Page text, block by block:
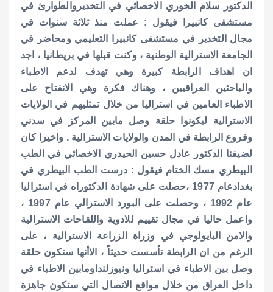
الدكتور سلام الخوري الاخصائي في التخديروالطوارئ في
مستشفى كانبيرا فيقول : عملت منذ ثلاثة سنوات في
مجال التخدير في مستشفى كانبيرا التعليمي ومحاضر في
الجامعة الاسترالية الوطنية ، وكنت قبلها في بريطانيا ، اجد
ان اهداف الرابطة كبيرة وهي تهدف لدعم الاطباء
والباحثين العراقيين ، وهناك فكرة وهي الانفتاح على
الاطباء العامين في استراليا من خلال تمثليهم في الولايات
الاسترالية ليكونوا حلقة وصل مابين المركز في سدني
وفروع الرابطة في المدن والولايات الاسترالية . واخيرا كان
لضيفنا الدكتور عادل حسين الحيدري الاخصائي في الطب
البيطري مسك الختام فيقول : درست الطب البيطري في
بغدادعام 1977 ،حصلت على شهادة الدكتوراه في استراليا
عام 1992 ، وحصلت على البورد الاسترالي عام 1997 ،
واعمل حاليا في مجال تقييم للادوية واللقاحات الاسترالية
والامن البايولوجي في وزراة الزراعة الاسترالية ، على
الرغم من ان الرابطة تأسست حديثاً ، الاأنها ستكون حلقة
وصل بين الاطباء في استراليا ونيوزلنداومابين الاطباء في
داخل العراق من خلال مواقع الاتصال التي ستكون جاهزة